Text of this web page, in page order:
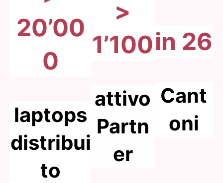
20’00
0
laptops
distribui
to
>
1’100
attivo
Partn
er
in 26
Cant
oni